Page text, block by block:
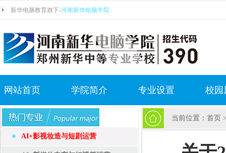
新华电脑教育旗下-河南新华电脑学院
网站首页 学院简介 专业设置 校园
AI+影视妆造与短剧运营
当前位置： 首页